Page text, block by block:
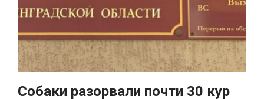
Собаки разорвали почти 30 кур